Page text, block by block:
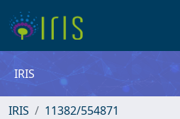
IRIS
IRIS 11382/554871